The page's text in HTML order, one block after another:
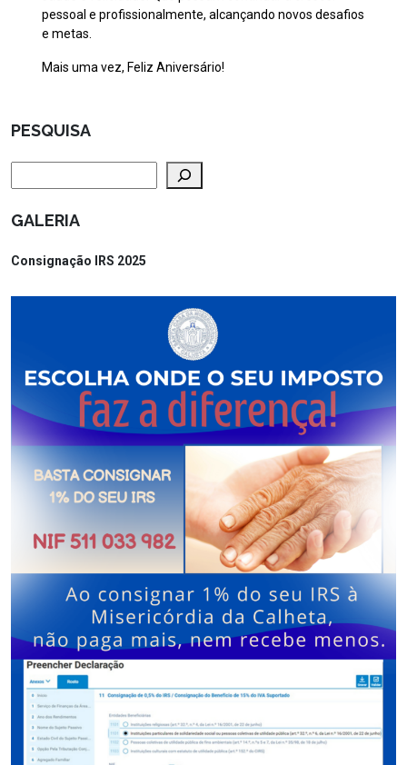
pessoal e profissionalmente, alcançando novos desafios
e metas.
Mais uma vez, Feliz Aniversário!
PESQUISA
GALERIA
Consignação IRS 2025